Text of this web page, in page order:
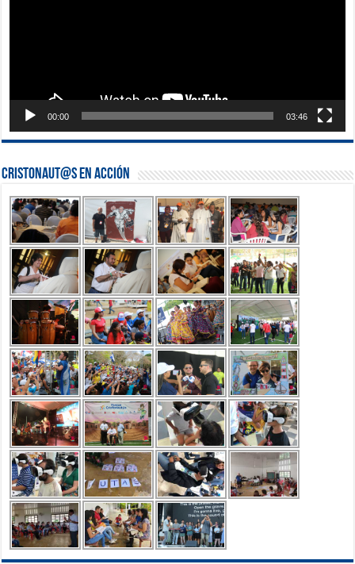
00:00 03:46
Cristonaut@s en Acción